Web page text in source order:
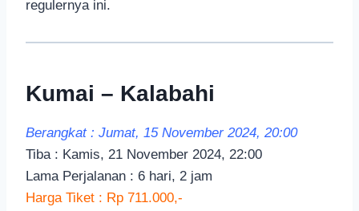
regulernya ini.
Kumai – Kalabahi
Berangkat : Jumat, 15 November 2024, 20:00
Tiba : Kamis, 21 November 2024, 22:00
Lama Perjalanan : 6 hari, 2 jam
Harga Tiket : Rp 711.000,-